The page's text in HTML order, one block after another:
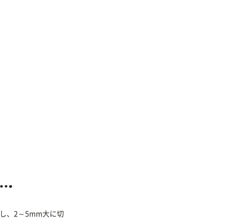
、2～5mm大に切